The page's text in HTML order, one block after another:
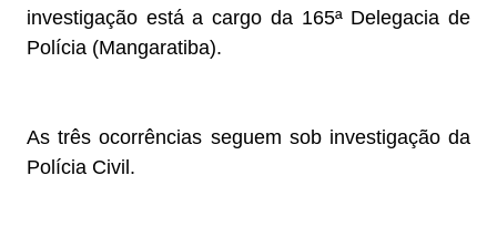
investigação está a cargo da 165ª Delegacia de
Polícia (Mangaratiba).
As três ocorrências seguem sob investigação da
Polícia Civil.